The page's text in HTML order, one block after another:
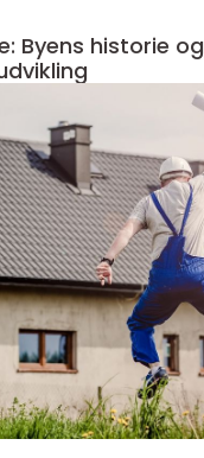
Byens historie og